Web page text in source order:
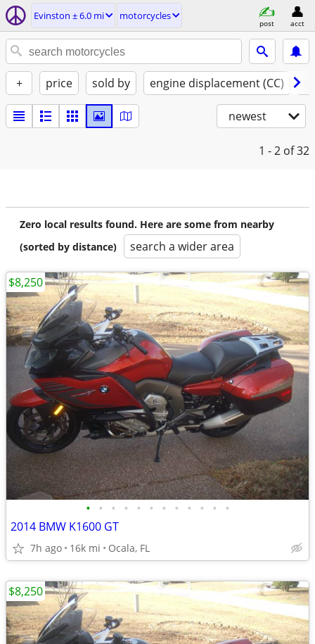
Evinston ± 6.0 mi motorcycles
post acct
+ price sold by engine displacement (CC)
newest
1 - 2 of 32
Zero local results found. Here are some from nearby
(sorted by distance)
search a wider area
• • • • • • • • • • • •
2014 BMW K1600 GT
7h ago 16k mi Ocala, FL
$8,250
$8,250